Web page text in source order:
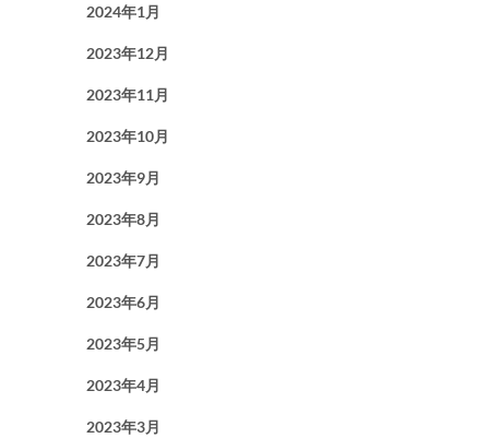
2024年1月
2023年12月
2023年11月
2023年10月
2023年9月
2023年8月
2023年7月
2023年6月
2023年5月
2023年4月
2023年3月